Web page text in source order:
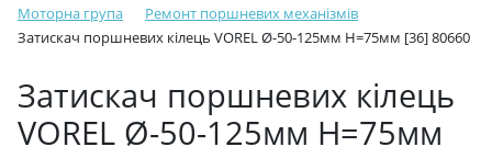
Моторна група
Ремонт поршневих механізмів
Затискач поршневих кілець VOREL Ø-50-125мм Н=75мм [36] 80660
Затискач поршневих кілець
VOREL Ø-50-125мм Н=75мм